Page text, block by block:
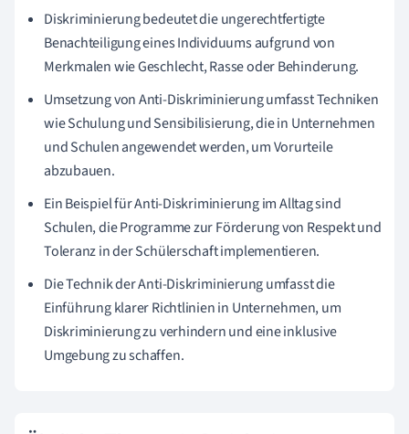
Diskriminierung bedeutet die ungerechtfertigte
Benachteiligung eines Individuums aufgrund von
Merkmalen wie Geschlecht, Rasse oder Behinderung.
Umsetzung von Anti-Diskriminierung umfasst Techniken
wie Schulung und Sensibilisierung, die in Unternehmen
und Schulen angewendet werden, um Vorurteile
abzubauen.
Ein Beispiel für Anti-Diskriminierung im Alltag sind
Schulen, die Programme zur Förderung von Respekt und
Toleranz in der Schülerschaft implementieren.
Die Technik der Anti-Diskriminierung umfasst die
Einführung klarer Richtlinien in Unternehmen, um
Diskriminierung zu verhindern und eine inklusive
Umgebung zu schaffen.